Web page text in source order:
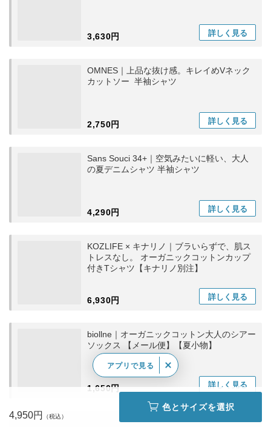
3,630円 詳しく 見る
OMNES｜上品な抜け感。キレイめVネック
カットソー 半袖シャツ
2,750円 詳しく 見る
Sans Souci 34+｜空気みたいに軽い、大人
の夏デニムシャツ 半袖シャツ
4,290円 詳しく 見る
KOZLIFE × キナリノ｜ブラいらずで、肌ス
トレスなし。 オーガニックコットンカップ
付きTシャツ【キナリノ別注】
6,930円 詳しく 見る
biollne｜オーガニックコットン大人のシアー
ソックス 【メール便】【夏小物】
1,650円 詳しく 見る
4,950円
色とサイズを選択
アプリで見る